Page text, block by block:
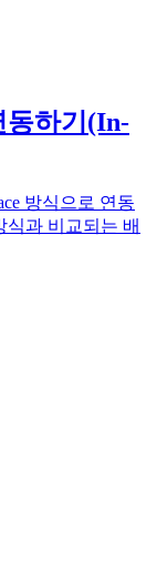
동하기(In-
방식으로 연동
식과 비교되는 배